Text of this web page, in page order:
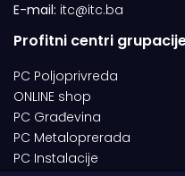
E-mail: itc@itc.ba
Profitni centri
PC Poljoprivreda
ONLINE shop
PC Građevina
PC Metaloprerada
PC Instalacije